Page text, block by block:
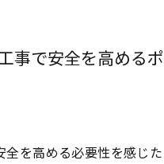
事で安全を高める
全を高める必要性を感じ